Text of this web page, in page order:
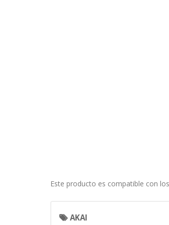
Este producto es compatible con
AKAI